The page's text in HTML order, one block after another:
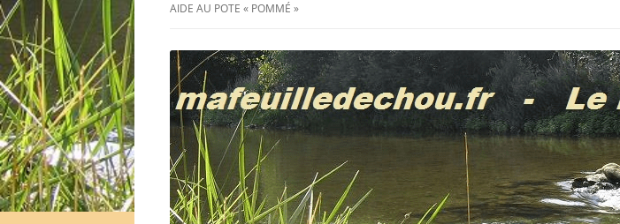
AIDE AU POTE « POMMÉ »